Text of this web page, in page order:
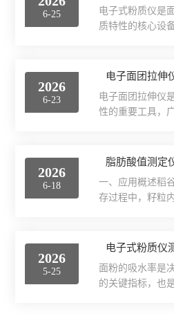
和面至面团均匀
封静置醒发，严格
时，会严重影响
值。因此，准确
操作烦琐、耗时
快速筛查。而稻
粮库提供了一种
6-25
电子式粉质仪是
质特性的核心设
关键指标。这些
整和工艺优化的
质仪测定的首要
水分，使面团更
常也更加细腻湿
粉吸水率偏低，
2026
6-23
电子面团拉伸仪
性的重要工具，
断面粉品质提供
影响。深入理解
确保数据准确性
醒发时间过短，
团表现出较高的
度；醒发时间过
2026
6-18
脂肪酸值测定
一、应用概述稻
存过程中，籽粒
脂肪酸值测定仪
小麦脂肪酸值，
藏轮换、粮油加
2026
5-25
面粉的吸水率是
的关键指标，也